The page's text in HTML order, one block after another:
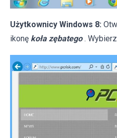
Użytkownicy Windows 8:
ikonę koła zębatego . Wybierz